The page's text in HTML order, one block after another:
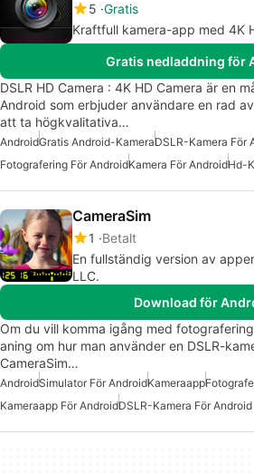
5 Gratis
Kraftfull kamera-app med 4K
Gratis nedladdning för
DSLR HD Camera : 4K HD Camera är en
Android som erbjuder användare en rad
att ta högkvalitativa…
AndroidGratis Android-KameraDSLR-Kamera För
Fotografering För AndroidKamera För AndroidHd-
CameraSim
1
Betalt
En fullständig version av
LLC.
Download för
Om du vill komma igång med
aning om hur man använder en DSLR-
CameraSim…
AndroidSimulator För AndroidKameraapp
Kameraapp För AndroidDSLR-Kamera För Android